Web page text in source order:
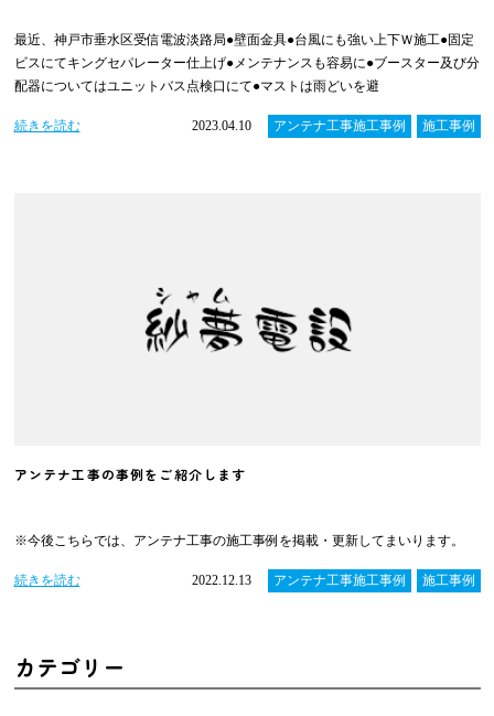
最近、神戸市垂水区受信電波淡路局●壁面金具●台風にも強い上下Ｗ施工●固定
ビスにてキングセパレーター仕上げ●メンテナンスも容易に●ブースター及び分
配器についてはユニットバス点検口にて●マストは雨どいを避
続きを読む 2023.04.10 アンテナ工事施工事例 施工事例
アンテナ工事の事例をご紹介します
※今後こちらでは、アンテナ工事の施工事例を掲載・更新してまいります。
続きを読む 2022.12.13 アンテナ工事施工事例 施工事例
カテゴリー